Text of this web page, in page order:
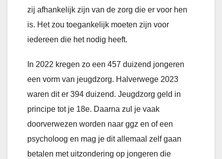
zij afhankelijk zijn van de zorg die er voor hen
is. Het zou toegankelijk moeten zijn voor
iedereen die het nodig heeft.
In 2022 kregen zo een 457 duizend jongeren
een vorm van jeugdzorg. Halverwege 2023
waren dit er 394 duizend. Jeugdzorg geld in
principe tot je 18e. Daarna zul je vaak
doorverwezen worden naar ggz en of een
psycholoog en mag je dit allemaal zelf gaan
betalen met uitzondering op jongeren die